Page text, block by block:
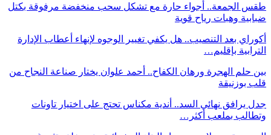
طقس الجمعة.. أجواء حارة مع تشكل سحب منخفضة مرفوقة بكتل
ضبابية وهبات رياح قوية
أكوراي بعد التنصيب.. هل يكفي تغيير الوجوه لإنهاء أعطاب الإدارة
الترابية بإقليم…
بين حلم الهجرة ورهان الكفاح.. أحمد علوان يختار صناعة النجاح من
قلب بوزنيقة
جدل يرافق نهائي السد.. أندية مكناس تحتج على اختيار تاونات
وتطالب بملعب أكثر…